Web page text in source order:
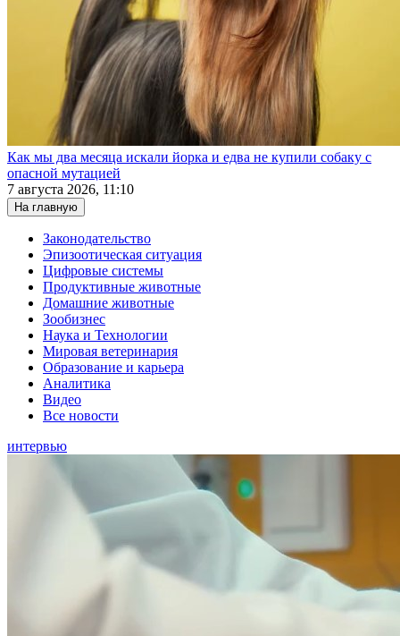
Как мы два месяца искали йорка и едва не купили собаку с
опасной мутацией
7 августа 2026, 11:10
На главную
Законодательство
Эпизоотическая ситуация
Цифровые системы
Продуктивные животные
Домашние животные
Зообизнес
Наука и Технологии
Мировая ветеринария
Образование и карьера
Аналитика
Видео
Все новости
интервью